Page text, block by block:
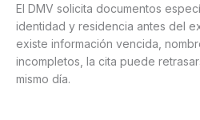
El DMV solicita documentos
identidad y residencia antes del
existe información vencida,
incompletos, la cita puede
mismo día.